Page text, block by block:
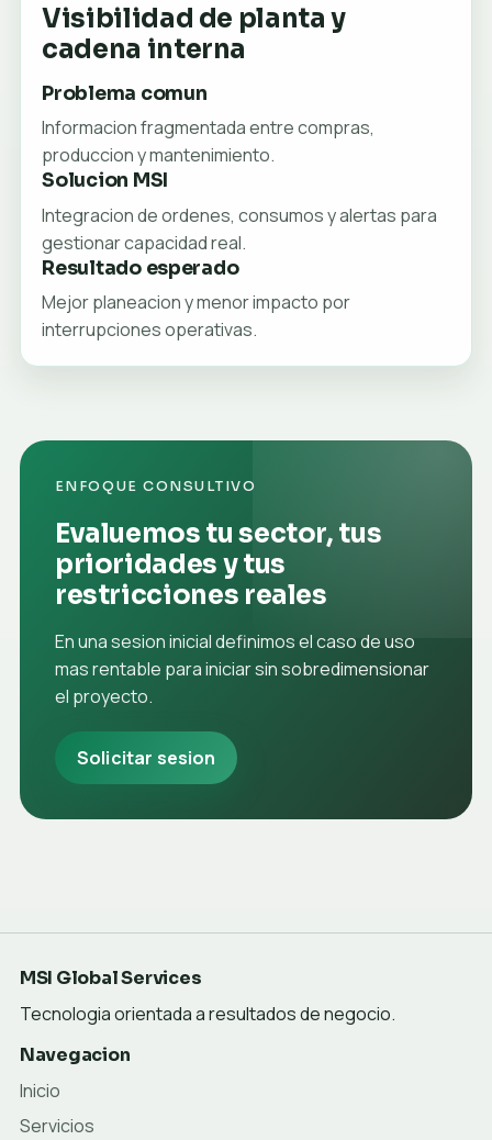
Visibilidad de planta y
cadena interna
Problema comun
Informacion fragmentada entre compras,
produccion y mantenimiento.
Solucion MSI
Integracion de ordenes, consumos y alertas para
gestionar capacidad real.
Resultado esperado
Mejor planeacion y menor impacto por
interrupciones operativas.
ENFOQUE CONSULTIVO
Evaluemos tu sector, tus
prioridades y tus
restricciones reales
En una sesion inicial definimos el caso de uso
mas rentable para iniciar sin sobredimensionar
el proyecto.
Solicitar sesion
MSI Global Services
Tecnologia orientada a resultados de negocio.
Navegacion
Inicio
Servicios